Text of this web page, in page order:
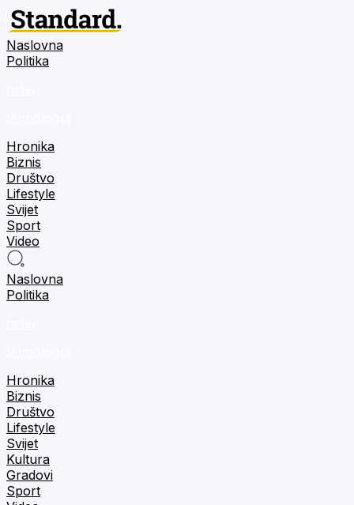
Naslovna
Politika
Hronika
Biznis
Društvo
Lifestyle
Svijet
Sport
Video
Naslovna
Politika
Hronika
Biznis
Društvo
Lifestyle
Svijet
Kultura
Gradovi
Sport